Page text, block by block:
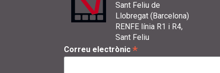
Sant Feliu de
Llobregat (Barcelona)
RENFE línia R1 i R4,
Sant Feliu
Correu electrònic *